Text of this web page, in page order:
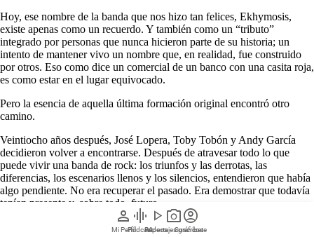
person
Mi Perfil
graphic_eq
Pódcast
play_arrow
Videos
photo_camera
Reportajes gráficos
account_circle
Suscríbete
Hoy, ese nombre de la banda que nos hizo tan felices, Ekhymosis,
existe apenas como un recuerdo. Y también como un “tributo”
integrado por personas que nunca hicieron parte de su historia; un
intento de mantener vivo un nombre que, en realidad, fue construido
por otros. Eso como dice un comercial de un banco con una casita roja,
es como estar en el lugar equivocado.
Pero la esencia de aquella última formación original encontró otro
camino.
Veintiocho años después, José Lopera, Toby Tobón y Andy García
decidieron volver a encontrarse. Después de atravesar todo lo que
puede vivir una banda de rock: los triunfos y las derrotas, las
diferencias, los escenarios llenos y los silencios, entendieron que había
algo pendiente. No era recuperar el pasado. Era demostrar que todavía
tenían presente y, sobre todo, futuro.
A esa historia se suma Sebastián Yepes. No para reemplazar una voz,